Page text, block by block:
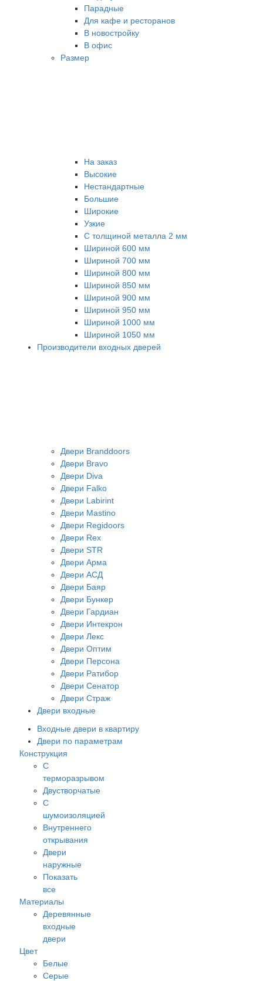
Парадные
Для кафе и ресторанов
В новостройку
В офис
Размер
На заказ
Высокие
Нестандартные
Большие
Широкие
Узкие
С толщиной металла 2 мм
Шириной 600 мм
Шириной 700 мм
Шириной 800 мм
Шириной 850 мм
Шириной 900 мм
Шириной 950 мм
Шириной 1000 мм
Шириной 1050 мм
Производители входных дверей
Двери Branddoors
Двери Bravo
Двери Diva
Двери Falko
Двери Labirint
Двери Mastino
Двери Regidoors
Двери Rex
Двери STR
Двери Арма
Двери АСД
Двери Баяр
Двери Бункер
Двери Гардиан
Двери Интекрон
Двери Лекс
Двери Оптим
Двери Персона
Двери Ратибор
Двери Сенатор
Двери Страж
Двери входные
Входные двери в квартиру
Двери по параметрам
Конструкция
С
терморазрывом
Двустворчатые
С
шумоизоляцией
Внутреннего
открывания
Двери
наружные
Показать
все
Материалы
Деревянные
входные
двери
Цвет
Белые
Серые